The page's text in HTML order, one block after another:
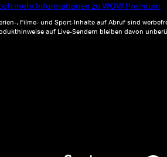
mehr Informationen zu WOW Premium
, Filme- und Sport-Inhalte auf Abruf sind
auf Live-Sendern bleiben davon